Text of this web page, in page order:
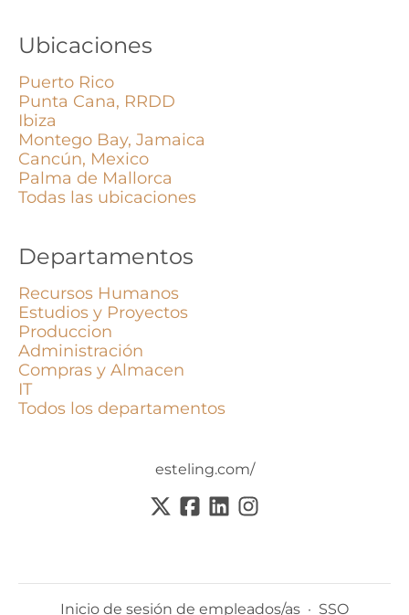
Ubicaciones
Puerto Rico
Punta Cana, RRDD
Ibiza
Montego Bay, Jamaica
Cancún, Mexico
Palma de Mallorca
Todas las ubicaciones
Departamentos
Recursos Humanos
Estudios y Proyectos
Produccion
Administración
Compras y Almacen
IT
Todos los departamentos
esteling.com/
Inicio de sesión de empleados/as · SSO